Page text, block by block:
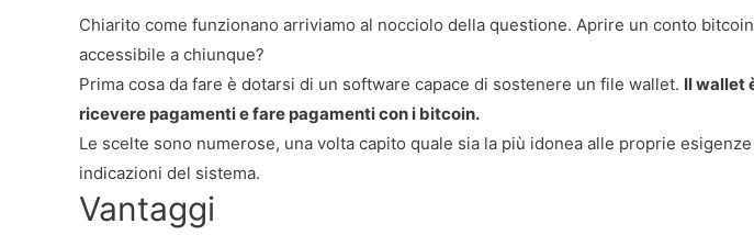
Chiarito come funzionano arriviamo al nocciolo della questione. Aprire un conto bitcoin
accessibile a chiunque?
Prima cosa da fare è dotarsi di un software capace di sostenere un file wallet. Il wallet
ricevere pagamenti e fare pagamenti con i bitcoin.
Le scelte sono numerose, una volta capito quale sia la più idonea alle proprie
indicazioni del sistema.
Vantaggi